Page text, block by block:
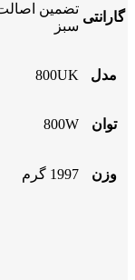
گارانتی
تضمین اصالت
سبز
مدل 800UK
توان 800W
وزن 1997 گرم